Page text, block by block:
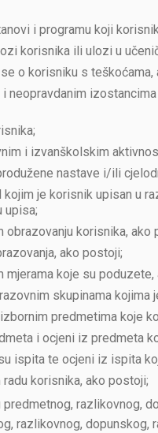
i programu koji
korisnika ili ulozi u
o korisniku s teškoćama,
neopravdanim
i izvanškolskim
nastave i/ili
je korisnik upisan u
upisa;
obrazovanju korisnika, ako
ako postoji;
mjerama koje su poduzete,
skupinama kojima
predmetima koje
i ocjeni iz predmeta
ispita te ocjeni iz ispita
korisnika, ako postoji;
razlikovnog,
razlikovnog, dopunskog,